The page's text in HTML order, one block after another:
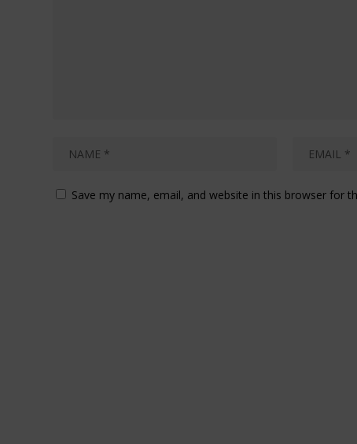
Save my name, email, and website in this browser for